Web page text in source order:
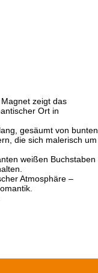
zeigt das
Ort in
gesäumt von bunten
die sich malerisch um
weißen Buchstaben
Atmosphäre –